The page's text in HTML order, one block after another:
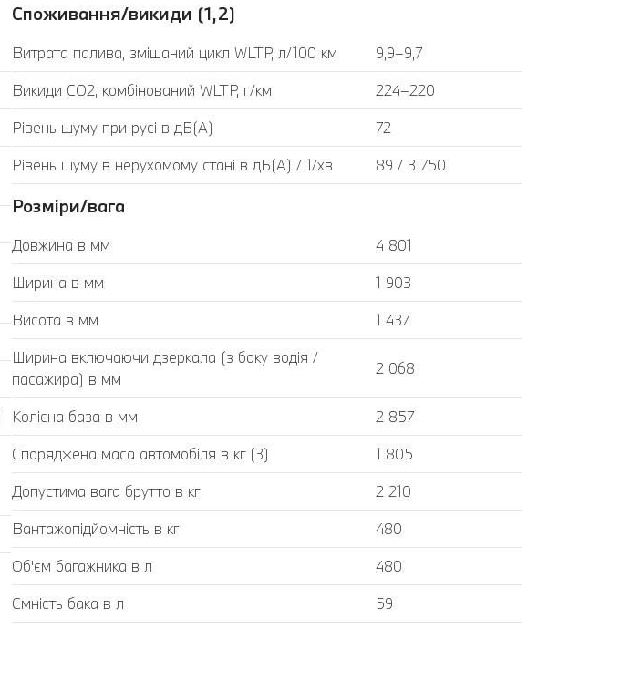
Споживання/викиди (1,2)
Витрата палива, змішаний цикл WLTP, л/100 км
9,9–9,7
Викиди CO2, комбінований WLTP, г/км
224–220
Рівень шуму при русі в дБ(А)
72
Рівень шуму в нерухомому стані в дБ(А) / 1/хв
89 / 3 750
Розміри/вага
Довжина в мм
4 801
Ширина в мм
1 903
Висота в мм
1 437
Ширина включаючи дзеркала (з боку водія /
пасажира) в мм
2 068
Колісна база в мм
2 857
Споряджена маса автомобіля в кг (3)
1 805
Допустима вага брутто в кг
2 210
Вантажопідйомність в кг
480
Об'єм багажника в л
480
Ємність бака в л
59